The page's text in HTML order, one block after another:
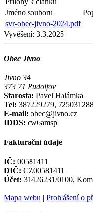
Jméno souboru
svr-obec-jivno-2024.pdf
Vyvěšení: 3.3.2025
Obec Jivno
Jivno 34
373 71 Rudolfov
Starosta: Pavel Halámka
Tel: 387229279, 725031288
E-mail: obec@jivno.cz
IDDS: cw6amsp
Fakturační údaje
IČ: 00581411
DIČ: CZ00581411
Účet: 31426231/0100,
Mapa webu | Prohlášení o